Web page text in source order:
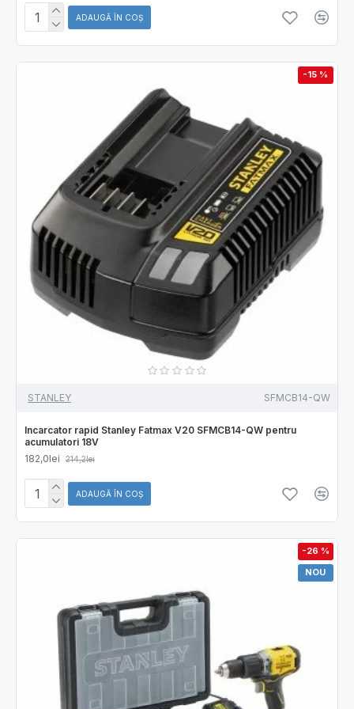
ADAUGĂ ÎN COŞ
-15 %
STANLEY SFMCB14-QW
Incarcator rapid Stanley Fatmax V20 SFMCB14-QW pentru
acumulatori 18V
182,0lei
214,2lei
ADAUGĂ ÎN COŞ
NOU
-26 %